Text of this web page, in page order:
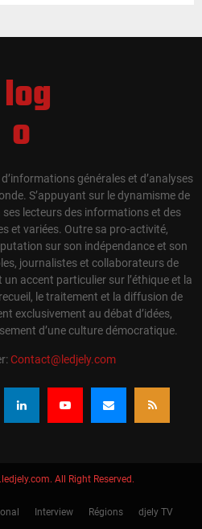
générales et d’analyses
S’appuyant sur le dynamisme de
ses lecteurs des informations et des
et variées. Outre sa pro-activité,
sur son indépendance et son
journalistes et collaborateurs de
accent particulier sur l’éthique et la
le traitement et la diffusion de
exclusivement au débat d’idées,
d’une culture démocratique.
Contact@ledjely.com
All Right Reserved.
Interview Régions
djely TV